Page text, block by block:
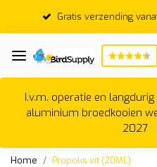
Gratis verzending
I.v.m. operatie en
aluminium broedkooien
2027
Home Propolis vit (20ML)